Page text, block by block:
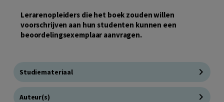
Lerarenopleiders die het boek zouden willen
voorschrijven aan hun studenten kunnen een
beoordelingsexemplaar aanvragen.
Studiemateriaal
Auteur(s)